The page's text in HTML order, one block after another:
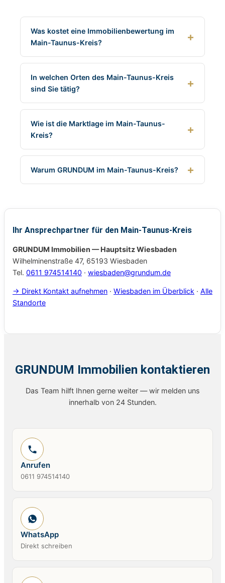
Was kostet eine Immobilienbewertung im
Main-Taunus-Kreis?
In welchen Orten des Main-Taunus-Kreis
sind Sie tätig?
Wie ist die Marktlage im Main-Taunus-
Kreis?
Warum GRUNDUM im Main-Taunus-Kreis?
Ihr Ansprechpartner für den Main-Taunus-Kreis
GRUNDUM Immobilien — Hauptsitz Wiesbaden
Wilhelminenstraße 47, 65193 Wiesbaden
Tel. 0611 974514140 · wiesbaden@grundum.de
→ Direkt Kontakt aufnehmen · Wiesbaden im Überblick · Alle
Standorte
GRUNDUM Immobilien kontaktieren
Das Team hilft Ihnen gerne weiter — wir melden uns
innerhalb von 24 Stunden.
Anrufen
0611 974514140
WhatsApp
Direkt schreiben